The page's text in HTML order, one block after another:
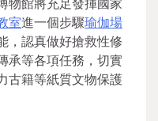
室進一個步驟瑜伽場
，認真做好搶救性修
承等各項任務，切實
古籍等紙質文物保護